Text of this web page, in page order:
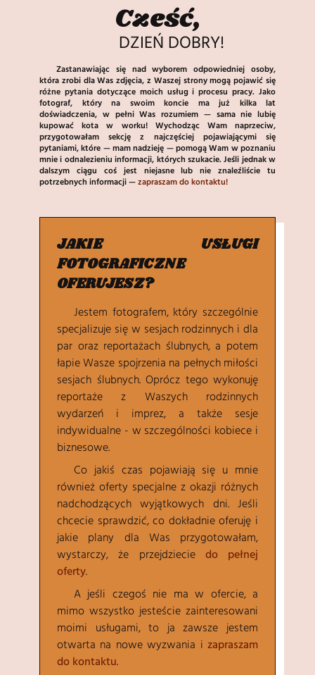
Cześć,
DZIEŃ DOBRY!
Zastanawiając się nad wyborem odpowiedniej osoby,
która zrobi dla Was zdjęcia, z Waszej strony mogą pojawić się
różne pytania dotyczące moich usług i procesu pracy. Jako
fotograf, który na swoim koncie ma już kilka lat
doświadczenia, w pełni Was rozumiem — sama nie lubię
kupować kota w worku! Wychodząc Wam naprzeciw,
przygotowałam sekcję z najczęściej pojawiającymi się
pytaniami, które — mam nadzieję — pomogą Wam w poznaniu
mnie i odnalezieniu informacji, których szukacie. Jeśli jednak w
dalszym ciągu coś jest niejasne lub nie znaleźliście tu
potrzebnych informacji —zapraszam do kontaktu!
JAKIE USŁUGI
FOTOGRAFICZNE
OFERUJESZ?
Jestem fotografem, który szczególnie
specjalizuje się w sesjach rodzinnych i dla
par oraz reportażach ślubnych, a potem
łapie Wasze spojrzenia na pełnych miłości
sesjach ślubnych. Oprócz tego wykonuję
reportaże z Waszych rodzinnych
wydarzeń i imprez, a także sesje
indywidualne - w szczególności kobiece i
biznesowe.
Co jakiś czas pojawiają się u mnie
również oferty specjalne z okazji różnych
nadchodzących wyjątkowych dni. Jeśli
chcecie sprawdzić, co dokładnie oferuję i
jakie plany dla Was przygotowałam,
wystarczy, że przejdziecie do pełnej
oferty.
A jeśli czegoś nie ma w ofercie, a
mimo wszystko jesteście zainteresowani
moimi usługami, to ja zawsze jestem
otwarta na nowe wyzwania i zapraszam
do kontaktu.